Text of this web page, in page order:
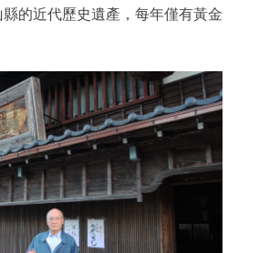
的近代歷史遺產，每年僅有黃金